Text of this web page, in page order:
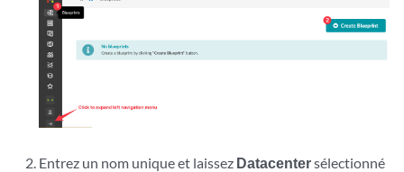
Entrez un nom unique et laissez Datacentersélectionné